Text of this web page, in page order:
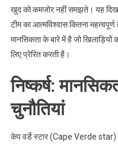
खुद को कमजोर नहीं समझते। यह
टीम का आत्मविश्वास कितना
मानसिकता के बारे में है जो
लिए प्रेरित करती है।
निष्कर्ष:
चुनौतियां
केप वर्डे स्टार (Cape Verde star)